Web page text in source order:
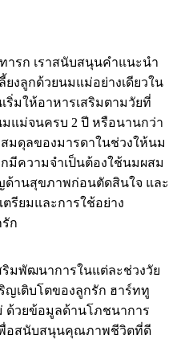
รก เราสนับสนุนคำแนะนำ
งลูกด้วยนมแม่อย่างเดียวใน
ริ่มให้อาหารเสริมตามวัยที่
แม่จนครบ 2 ปี หรือนานกว่า
มดุลของมารดาในช่วงให้นม
ความจำเป็นต้องใช้นมผสม
ด้านสุขภาพก่อนตัดสินใจ และ
รียมและการใช้อย่าง
ก
มพัฒนาการในแต่ละช่วงวัย
ญเติบโตของลูกรัก ฮาร์ททู
ด้วยข้อมูลด้านโภชนาการ
พื่อสนับสนุนคุณภาพชีวิตที่ดี